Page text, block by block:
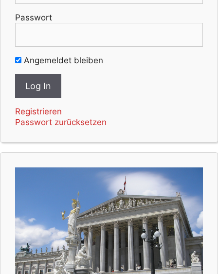
Passwort
Angemeldet bleiben
Registrieren
Passwort zurücksetzen